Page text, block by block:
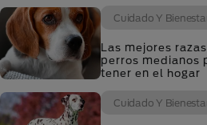
Cuidado Y
Las mejores
perros medianos
tener en el hogar
Cuidado Y